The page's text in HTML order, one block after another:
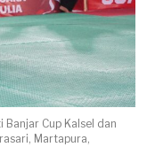
Banjar Cup Kalsel dan
Martapura,